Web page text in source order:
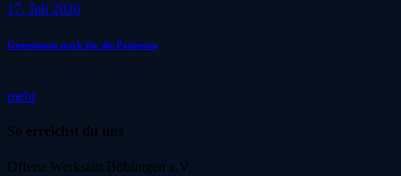
17. Juli 2026
Gemeinsam stark für die Patienten
mehr
So erreichst du uns
Offene Werkstatt Böblingen e.V.